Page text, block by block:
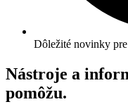
Dôležité novinky
Nástroje a
pomôžu.